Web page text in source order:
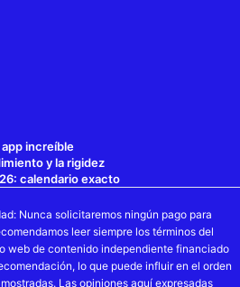
increíble
y la rigidez
calendario exacto
Nunca solicitaremos ningún pago para
leer siempre los términos del
web de contenido independiente financiado
lo que puede influir en el orden
Las opiniones aquí expresadas